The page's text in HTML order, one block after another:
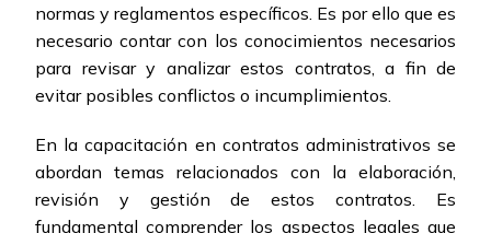
normas y reglamentos específicos. Es por ello que es
necesario contar con los conocimientos necesarios
para revisar y analizar estos contratos, a fin de
evitar posibles conflictos o incumplimientos.
En la capacitación en contratos administrativos se
abordan temas relacionados con la elaboración,
revisión y gestión de estos contratos. Es
fundamental comprender los aspectos legales que